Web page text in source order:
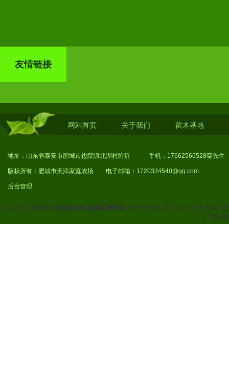
友情链接
网站首页 关于我们 苗木基地
地址：山东省泰安市肥城市边院镇北湖村附近 手机：17662566528栾先生
版权所有：肥城市天添家庭农场 电子邮箱：1720334540@qq.com
后台管理
Keywords: 肥城市天添家庭农场 蓝莓苗 樱桃苗 玉雕大师王红霞 工业以太网交换机
件 沈阳电